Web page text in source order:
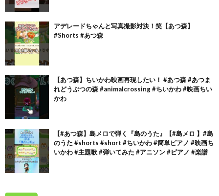
アデレードちゃんと写真撮影対決！笑【あつ森】
#Shorts #あつ森
【あつ森】ちいかわ映画再現したい！ #あつ森 #あつま
れどうぶつの森 #animalcrossing #ちいかわ #映画ちい
かわ
【#あつ森】島メロで弾く『島のうた』【#島メロ 】#島
のうた #shorts #short #ちいかわ #簡単ピアノ #映画ち
いかわ #主題歌 #弾いてみた #アニソン #ピアノ #楽譜